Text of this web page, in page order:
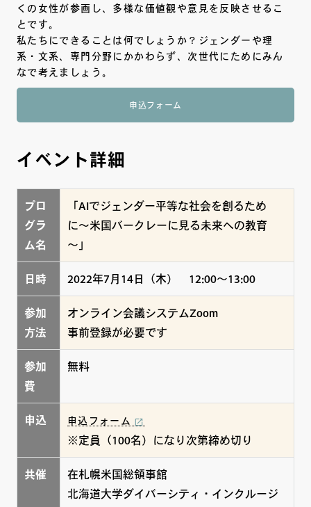
くの女性が参画し、多様な価値観や意見を反映させるこ
とです。
私たちにできることは何でしょうか？ジェンダーや理
系・文系、専門分野にかかわらず、次世代にためにみん
なで考えましょう。
申込フォーム
イベント詳細
プロ
グラ
ム名
「AIでジェンダー平等な社会を創るため
に〜米国バークレーに見る未来への教育
～」
日時 2022年7月14日（木） 12:00～13:00
参加
方法
オンライン会議システムZoom
事前登録が必要です
参加
費
無料
申込 申込フォーム
※定員（100名）になり次第締め切り
共催
在札幌米国総領事館
北海道大学ダイバーシティ・インクルージ